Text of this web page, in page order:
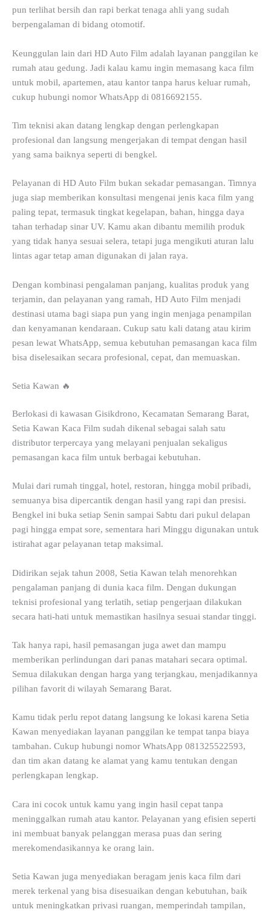
pun terlihat bersih dan rapi berkat tenaga ahli yang sudah
berpengalaman di bidang otomotif.
Keunggulan lain dari HD Auto Film adalah layanan panggilan ke
rumah atau gedung. Jadi kalau kamu ingin memasang kaca film
untuk mobil, apartemen, atau kantor tanpa harus keluar rumah,
cukup hubungi nomor WhatsApp di 0816692155.
Tim teknisi akan datang lengkap dengan perlengkapan
profesional dan langsung mengerjakan di tempat dengan hasil
yang sama baiknya seperti di bengkel.
Pelayanan di HD Auto Film bukan sekadar pemasangan. Timnya
juga siap memberikan konsultasi mengenai jenis kaca film yang
paling tepat, termasuk tingkat kegelapan, bahan, hingga daya
tahan terhadap sinar UV. Kamu akan dibantu memilih produk
yang tidak hanya sesuai selera, tetapi juga mengikuti aturan lalu
lintas agar tetap aman digunakan di jalan raya.
Dengan kombinasi pengalaman panjang, kualitas produk yang
terjamin, dan pelayanan yang ramah, HD Auto Film menjadi
destinasi utama bagi siapa pun yang ingin menjaga penampilan
dan kenyamanan kendaraan. Cukup satu kali datang atau kirim
pesan lewat WhatsApp, semua kebutuhan pemasangan kaca film
bisa diselesaikan secara profesional, cepat, dan memuaskan.
Setia Kawan 🔥
Berlokasi di kawasan Gisikdrono, Kecamatan Semarang Barat,
Setia Kawan Kaca Film sudah dikenal sebagai salah satu
distributor terpercaya yang melayani penjualan sekaligus
pemasangan kaca film untuk berbagai kebutuhan.
Mulai dari rumah tinggal, hotel, restoran, hingga mobil pribadi,
semuanya bisa dipercantik dengan hasil yang rapi dan presisi.
Bengkel ini buka setiap Senin sampai Sabtu dari pukul delapan
pagi hingga empat sore, sementara hari Minggu digunakan untuk
istirahat agar pelayanan tetap maksimal.
Didirikan sejak tahun 2008, Setia Kawan telah menorehkan
pengalaman panjang di dunia kaca film. Dengan dukungan
teknisi profesional yang terlatih, setiap pengerjaan dilakukan
secara hati-hati untuk memastikan hasilnya sesuai standar tinggi.
Tak hanya rapi, hasil pemasangan juga awet dan mampu
memberikan perlindungan dari panas matahari secara optimal.
Semua dilakukan dengan harga yang terjangkau, menjadikannya
pilihan favorit di wilayah Semarang Barat.
Kamu tidak perlu repot datang langsung ke lokasi karena Setia
Kawan menyediakan layanan panggilan ke tempat tanpa biaya
tambahan. Cukup hubungi nomor WhatsApp 081325522593,
dan tim akan datang ke alamat yang kamu tentukan dengan
perlengkapan lengkap.
Cara ini cocok untuk kamu yang ingin hasil cepat tanpa
meninggalkan rumah atau kantor. Pelayanan yang efisien seperti
ini membuat banyak pelanggan merasa puas dan sering
merekomendasikannya ke orang lain.
Setia Kawan juga menyediakan beragam jenis kaca film dari
merek terkenal yang bisa disesuaikan dengan kebutuhan, baik
untuk meningkatkan privasi ruangan, memperindah tampilan,